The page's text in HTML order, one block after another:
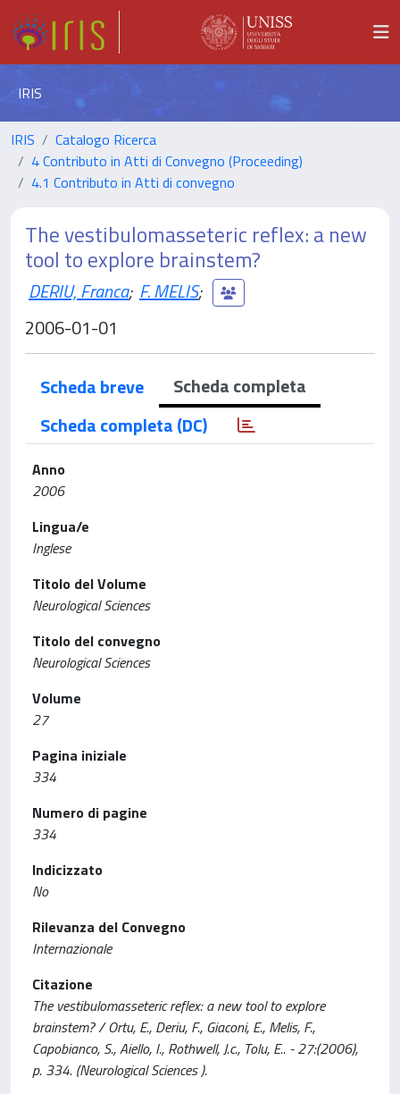
IRIS
IRIS
Catalogo Ricerca
4 Contributo in Atti di Convegno (Proceeding)
4.1 Contributo in Atti di convegno
The vestibulomasseteric reflex: a new
tool to explore brainstem?
DERIU, Franca; F. MELIS;
2006-01-01
Scheda breve
Scheda completa
Scheda completa (DC)
Anno
2006
Lingua/e
Inglese
Titolo del Volume
Neurological Sciences
Titolo del convegno
Neurological Sciences
Volume
27
Pagina iniziale
334
Numero di pagine
334
Indicizzato
No
Rilevanza del Convegno
Internazionale
Citazione
The vestibulomasseteric reflex: a new tool to explore
brainstem? / Ortu, E., Deriu, F., Giaconi, E., Melis, F.,
Capobianco, S., Aiello, I., Rothwell, J.c., Tolu, E.. - 27:(2006),
p. 334. (Neurological Sciences ).